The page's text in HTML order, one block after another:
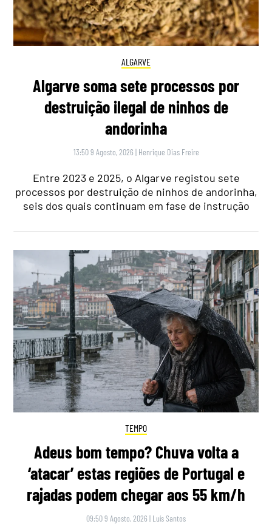
ALGARVE
Algarve soma sete processos por
destruição ilegal de ninhos de
andorinha
13:50 9 Agosto, 2026 | Henrique Dias Freire
Entre 2023 e 2025, o Algarve registou sete
processos por destruição de ninhos de andorinha,
seis dos quais continuam em fase de instrução
TEMPO
Adeus bom tempo? Chuva volta a
‘atacar’ estas regiões de Portugal e
rajadas podem chegar aos 55 km/h
09:50 9 Agosto, 2026 | Luís Santos